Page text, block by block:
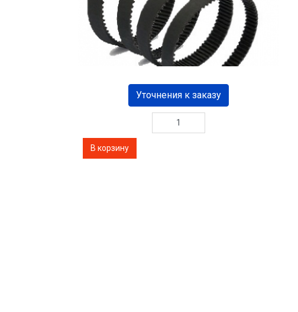
Уточнения к заказу